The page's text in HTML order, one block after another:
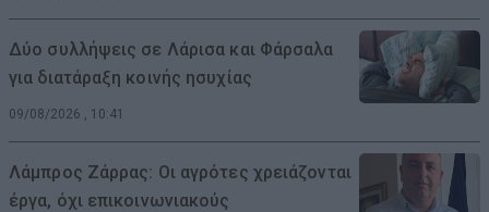
Δύο συλλήψεις σε Λάρισα και Φάρσαλα
για διατάραξη κοινής ησυχίας
09/08/2026 , 10:41
Λάμπρος Ζάρρας: Οι αγρότες χρειάζονται
έργα, όχι επικοινωνιακούς